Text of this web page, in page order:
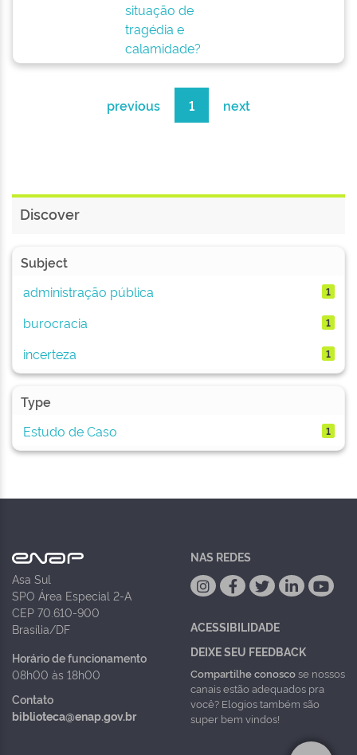
situação de
tragédia e
calamidade?
previous 1 next
Discover
Subject
administração pública
1
burocracia 1
incerteza 1
Type
Estudo de Caso
1
Asa Sul
SPO Área Especial 2-A
CEP 70.610-900
Brasília/DF
Horário de funcionamento
08h00 às 18h00
Contato
biblioteca@enap.gov.br
NAS REDES
ACESSIBILIDADE
DEIXE SEU FEEDBACK
Compartilhe conoscose nossos
canais estão adequados pra
você? Elogios também são
super bem vindos!